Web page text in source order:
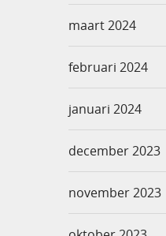
maart 2024
februari 2024
januari 2024
december 2023
november 2023